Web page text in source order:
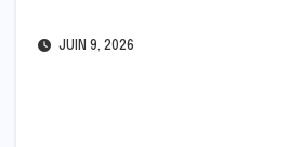
JUIN 9, 2026